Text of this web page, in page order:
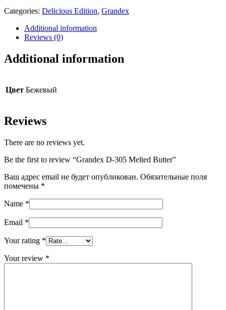
Categories: Delicious Edition, Grandex
Additional information
Reviews (0)
Additional information
Цвет Бежевый
Reviews
There are no reviews yet.
Be the first to review “Grandex D-305 Melted Butter”
Ваш адрес email не будет опубликован. Обязательные поля
помечены *
Name *
Email *
Your rating *
Your review *